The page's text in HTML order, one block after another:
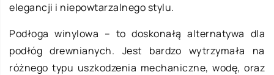
elegancji i niepowtarzalnego stylu.
Podłoga winylowa – to doskonałą alternatywa dla
podłóg drewnianych. Jest bardzo wytrzymała na
różnego typu uszkodzenia mechaniczne, wodę, oraz